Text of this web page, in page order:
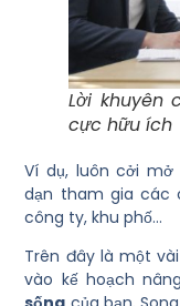
Lời khuyên
cực hữu ích
Ví dụ, luôn cởi
dạn tham gia các
công ty, khu phố…
Trên đây là một
vào kế hoạch